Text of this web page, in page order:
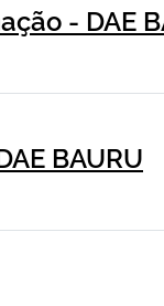
- DAE
BAURU